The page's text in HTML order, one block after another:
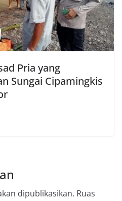
Pria yang
Sungai Cipamingkis
dipublikasikan. Ruas